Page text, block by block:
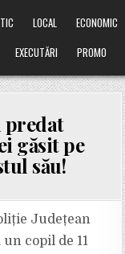
LOCAL ECONOMIC
EXECUTĂRI PROMO
predat
găsit pe
său!
Județean
copil de 11